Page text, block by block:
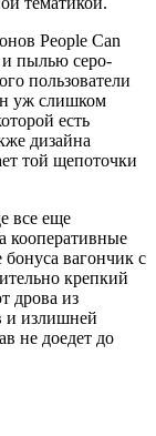
People Can
и пылью серо-
пользователи
уж слишком
есть
дизайна
той щепоточки
все еще
кооперативные
бонуса вагончик с
крепкий
дрова из
и излишней
не доедет до